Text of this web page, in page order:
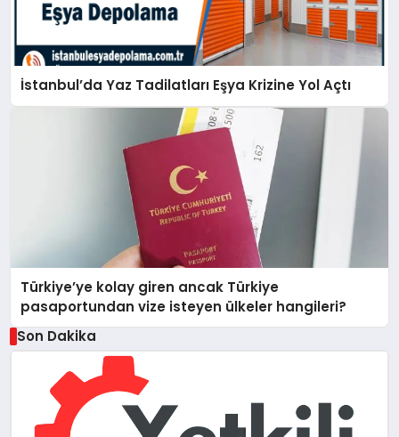
İstanbul’da Yaz Tadilatları Eşya Krizine Yol Açtı
Türkiye’ye kolay giren ancak Türkiye
pasaportundan vize isteyen ülkeler hangileri?
Son Dakika